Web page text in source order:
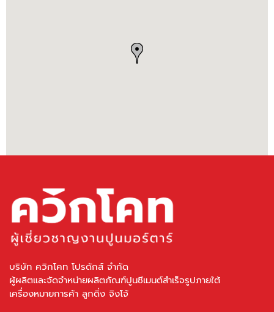
บริษัท ควิกโคท โปรดักส์ จำกัด
ผู้ผลิตและจัดจำหน่ายผลิตภัณฑ์ปูนซีเมนต์สำเร็จรูปภายใต้
เครื่องหมายการค้า ลูกดิ่ง จิงโจ้